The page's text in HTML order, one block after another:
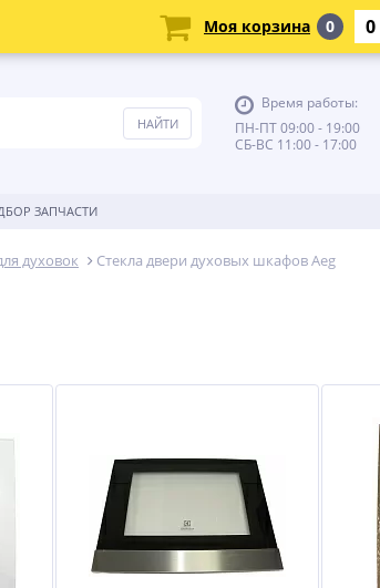
Время работы:
ПН-ПТ 09:00 - 19:00
СБ-ВС 11:00 - 17:00
ЗАПЧАСТИ
духовок Стекла двери духовых шкафов Aeg
Моя корзина 0 0